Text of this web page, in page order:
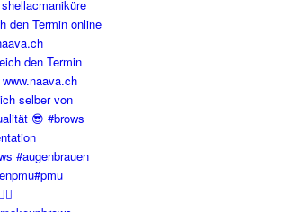
den Termin online